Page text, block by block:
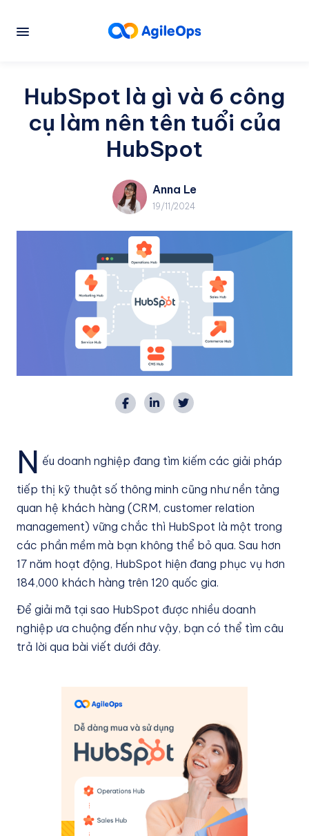
HubSpot là gì và 6 công
cụ làm nên tên tuổi của
HubSpot
Anna Le
19/11/2024
N ếu doanh nghiệp đang tìm kiếm các giải pháp
tiếp thị kỹ thuật số thông minh cũng như nền tảng
quan hệ khách hàng (CRM, customer relation
management) vững chắc thì HubSpot là một trong
các phần mềm mà bạn không thể bỏ qua. Sau hơn
17 năm hoạt động, HubSpot hiện đang phục vụ hơn
184,000 khách hàng trên 120 quốc gia.
Để giải mã tại sao HubSpot được nhiều doanh
nghiệp ưa chuộng đến như vậy, bạn có thể tìm câu
trả lời qua bài viết dưới đây.